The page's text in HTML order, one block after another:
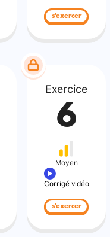
s'exercer
Exercice
6
Moyen
Corrigé vidéo
s'exercer